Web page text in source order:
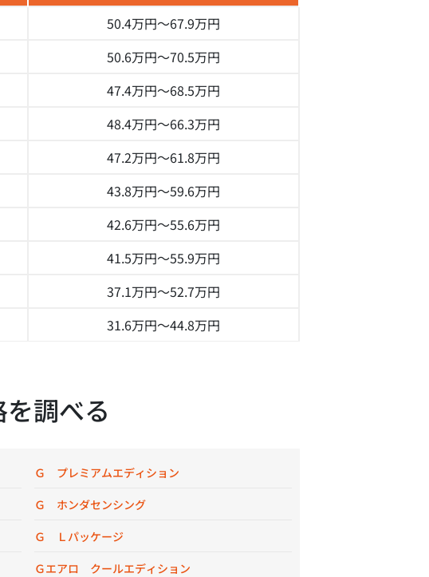
50.4万円～67.9万円
50.6万円～70.5万円
47.4万円～68.5万円
48.4万円～66.3万円
47.2万円～61.8万円
43.8万円～59.6万円
42.6万円～55.6万円
41.5万円～55.9万円
37.1万円～52.7万円
31.6万円～44.8万円
調べる
Ｇ プレミアムエディション
Ｇ ホンダセンシング
Ｇ Ｌパッケージ
Ｇエアロ クールエディション